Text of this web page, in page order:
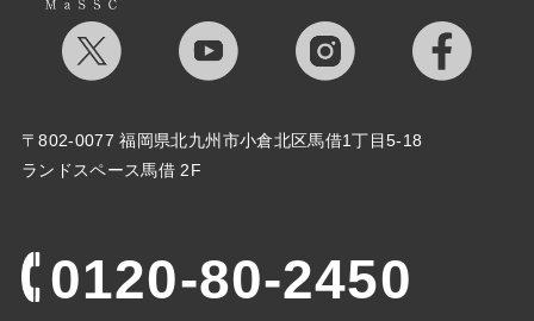
〒802-0077 福岡県北九州市小倉北区馬借1丁目5-18
ランドスペース馬借 2F
0120-80-2450